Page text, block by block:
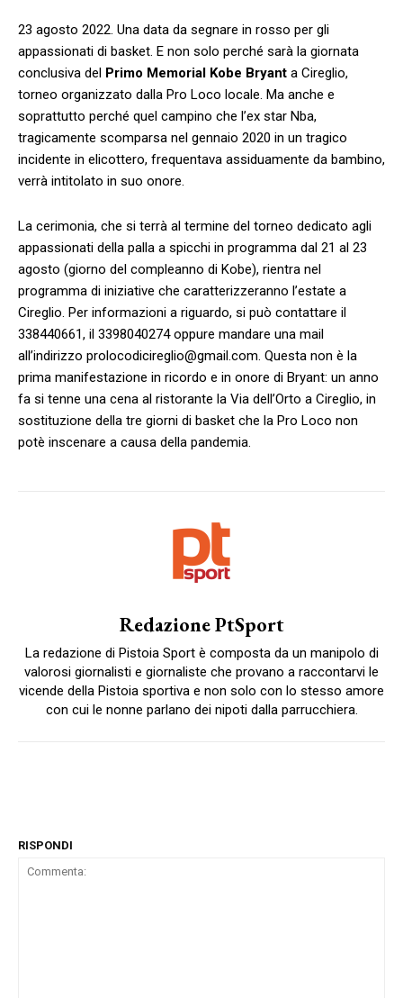
23 agosto 2022. Una data da segnare in rosso per gli
appassionati di basket. E non solo perché sarà la giornata
conclusiva del Primo Memorial Kobe Bryant a Cireglio,
torneo organizzato dalla Pro Loco locale. Ma anche e
soprattutto perché quel campino che l’ex star Nba,
tragicamente scomparsa nel gennaio 2020 in un tragico
incidente in elicottero, frequentava assiduamente da bambino,
verrà intitolato in suo onore.
La cerimonia, che si terrà al termine del torneo dedicato agli
appassionati della palla a spicchi in programma dal 21 al 23
agosto (giorno del compleanno di Kobe), rientra nel
programma di iniziative che caratterizzeranno l’estate a
Cireglio. Per informazioni a riguardo, si può contattare il
338440661, il 3398040274 oppure mandare una mail
all’indirizzo prolocodicireglio@gmail.com. Questa non è la
prima manifestazione in ricordo e in onore di Bryant: un anno
fa si tenne una cena al ristorante la Via dell’Orto a Cireglio, in
sostituzione della tre giorni di basket che la Pro Loco non
potè inscenare a causa della pandemia.
Redazione PtSport
La redazione di Pistoia Sport è composta da un manipolo di
valorosi giornalisti e giornaliste che provano a raccontarvi le
vicende della Pistoia sportiva e non solo con lo stesso amore
con cui le nonne parlano dei nipoti dalla parrucchiera.
RISPONDI